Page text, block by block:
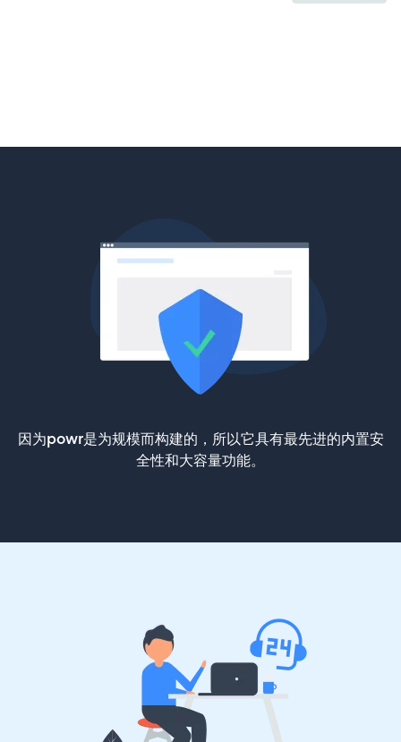
因为powr是为规模而构建的，所以它具有最先进的内置安
全性和大容量功能。